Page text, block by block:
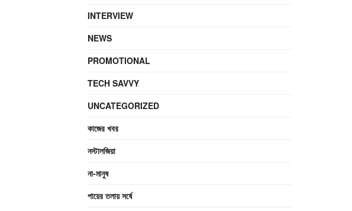
INTERVIEW
NEWS
PROMOTIONAL
TECH SAVVY
UNCATEGORIZED
কাজের খবর
নস্টালজিয়া
না-মানুষ
পায়ের তলায় সর্ষে